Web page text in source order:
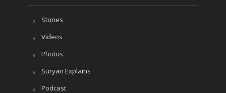
Stories
Videos
Photos
Suryan Explains
Podcast